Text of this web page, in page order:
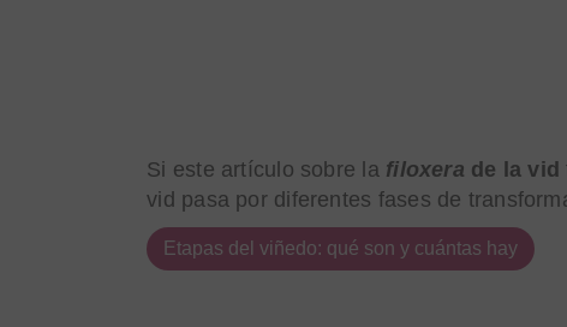
Si este artículo sobre la filoxera de la vid
vid pasa por diferentes fases de
Etapas del viñedo: qué son y cuántas hay